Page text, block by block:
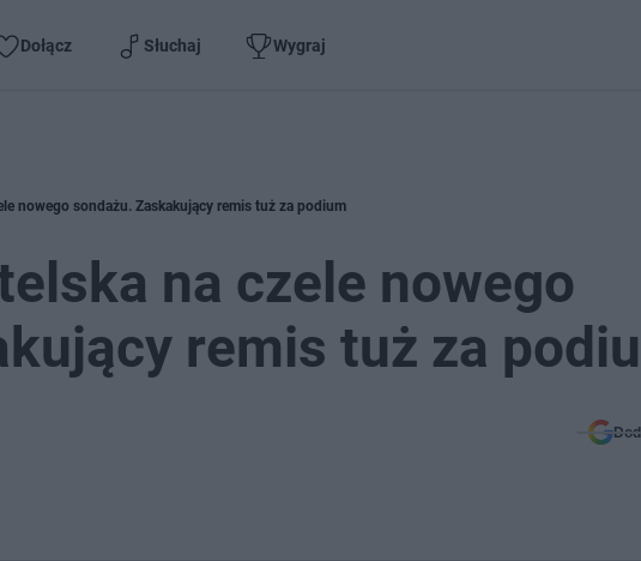
Dołącz Słuchaj Wygraj
nowego sondażu. Zaskakujący remis tuż za podium
na czele nowego
remis tuż za